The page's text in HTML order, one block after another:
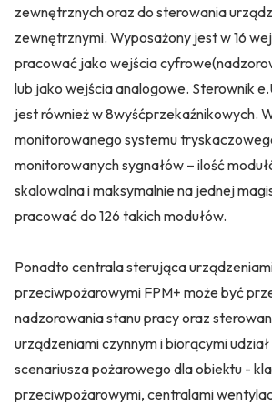
zewnętrznych oraz do sterowania
zewnętrznymi. Wyposażony jest w 16
pracować jako wejścia
lub jako wejścia analogowe. Sterownik
jest również w 8wyśćprzekaźnikowych.
monitorowanego systemu
monitorowanych sygnałów – ilość
skalowalna i maksymalnie na jednej
pracować do 126 takich modułów.
Ponadto centrala sterująca
przeciwpożarowymi FPM+ może być
nadzorowania stanu pracy oraz
urządzeniami czynnym i biorącymi
scenariusza pożarowego dla obiektu -
przeciwpożarowymi, centralami